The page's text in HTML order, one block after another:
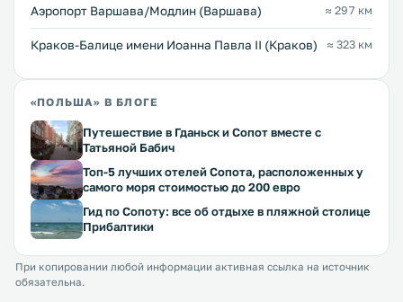
Аэропорт Варшава/Модлин (Варшава) ≈ 297 км
Краков-Балице имени Иоанна Павла II (Краков) ≈ 323 км
«ПОЛЬША» В БЛОГЕ
Путешествие в Гданьск и Сопот вместе с
Татьяной Бабич
Топ-5 лучших отелей Сопота, расположенных у
самого моря стоимостью до 200 евро
Гид по Сопоту: все об отдыхе в пляжной столице
Прибалтики
При копировании любой информации активная ссылка на источник
обязательна.